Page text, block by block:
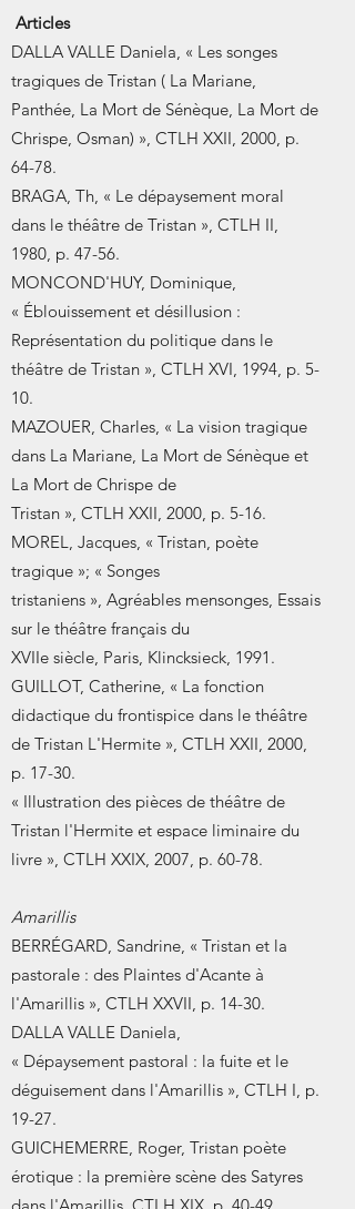
Articles
DALLA VALLE Daniela, « Les songes
tragiques de Tristan ( La Mariane,
Panthée, La Mort de Sénèque, La Mort de
Chrispe, Osman) », CTLH XXII, 2000, p.
64-78.
BRAGA, Th, « Le dépaysement moral
dans le théâtre de Tristan », CTLH II,
1980, p. 47-56.
MONCOND'HUY, Dominique,
« Éblouissement et désillusion :
Représentation du politique dans le
théâtre de Tristan », CTLH XVI, 1994, p. 5-
10.
MAZOUER, Charles, « La vision tragique
dans La Mariane, La Mort de Sénèque et
La Mort de Chrispe de
Tristan », CTLH XXII, 2000, p. 5-16.
MOREL, Jacques, « Tristan, poète
tragique »; « Songes
tristaniens », Agréables mensonges, Essais
sur le théâtre français du
XVIIe siècle, Paris, Klincksieck, 1991.
GUILLOT, Catherine, « La fonction
didactique du frontispice dans le théâtre
de Tristan L'Hermite », CTLH XXII, 2000,
p. 17-30.
« Illustration des pièces de théâtre de
Tristan l'Hermite et espace liminaire du
livre », CTLH XXIX, 2007, p. 60-78.
Amarillis
BERRÉGARD, Sandrine, « Tristan et la
pastorale : des Plaintes d'Acante à
l'Amarillis », CTLH XXVII, p. 14-30.
DALLA VALLE Daniela,
« Dépaysement pastoral : la fuite et le
déguisement dans l'Amarillis », CTLH I, p.
19-27.
GUICHEMERRE, Roger, Tristan poète
érotique : la première scène des Satyres